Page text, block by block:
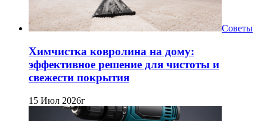
Советы
Химчистка ковролина на дому:
эффективное решение для чистоты и
свежести покрытия
15 Июл 2026г